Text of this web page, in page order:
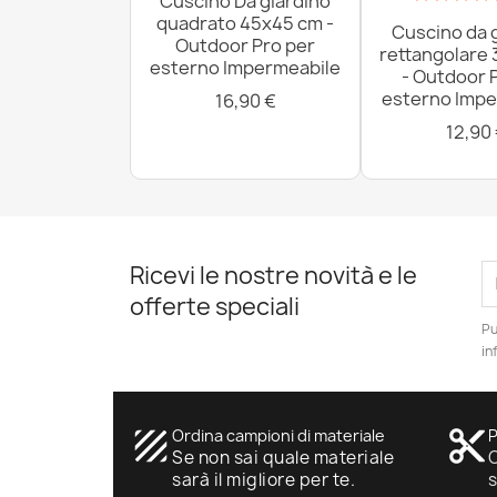
quadrato 45x45 cm -
Outdoor Pro per
esterno Impermeabile
16,90 €
Cuscino da
rettangolare
- Outdoor
esterno
12,90
Ricevi le nostre novità e le
offerte speciali
texture Ordina campioni di materiale
Se non sai quale materiale
sarà il migliore per te.
content_cut